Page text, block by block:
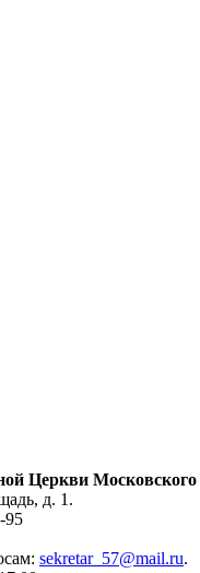
Церкви Московского
д. 1.
95
sekretar_57@mail.ru.